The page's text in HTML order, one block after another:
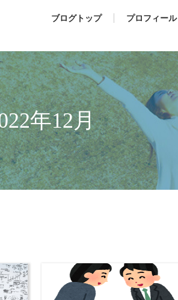
ブログトップ プロフィール
年12月